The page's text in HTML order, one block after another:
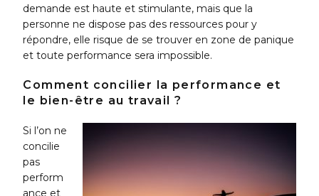
demande est haute et stimulante, mais que la
personne ne dispose pas des ressources pour y
répondre, elle risque de se trouver en zone de panique
et toute performance sera impossible.
Comment concilier la performance et
le bien-être au travail ?
Si l’on ne
concilie
pas
perform
ance et